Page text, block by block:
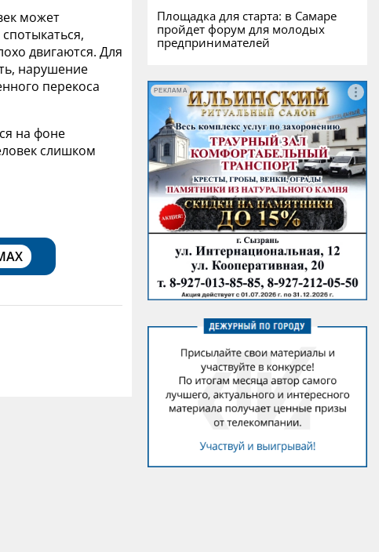
может
двигаются. Для
нарушение
перекоса
на фоне
слишком
Площадка для старта: в Самаре
пройдет форум для молодых
предпринимателей
РЕКЛАМА